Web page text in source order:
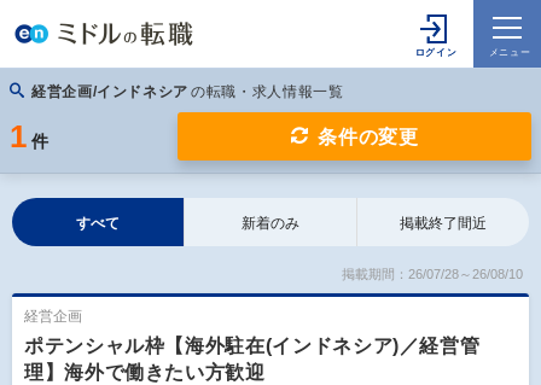
経営企画/インドネシア の転職・求人情報一覧
1 件 条件の変更
すべて 新着のみ 掲載終了間近
掲載期間：26/07/28～26/08/10
経営企画
ポテンシャル枠【海外駐在(インドネシア)／経営管
理】海外で働きたい方歓迎